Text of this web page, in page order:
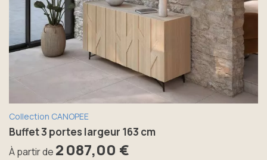
Collection CANOPEE
Buffet 3 portes largeur 163 cm
À partir de 2 087,00 €